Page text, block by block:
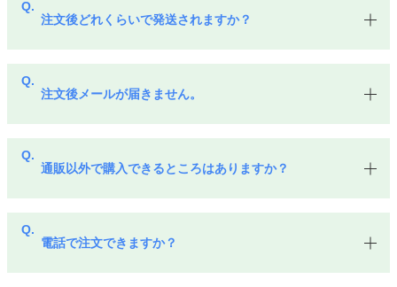
注文後どれくらいで発送されますか？
注文後メールが届きません。
通販以外で購入できるところはありますか？
電話で注文できますか？